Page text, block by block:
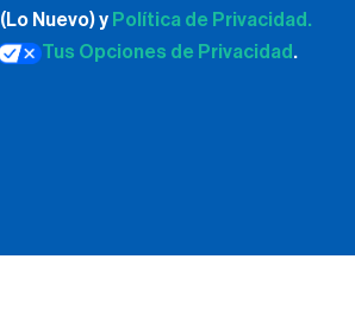
(Lo Nuevo) y Política de Privacidad.
Tus Opciones de Privacidad .